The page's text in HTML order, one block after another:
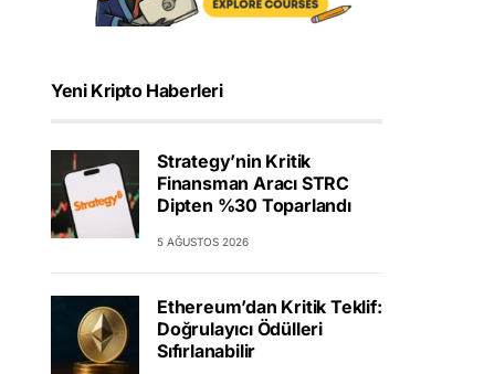
Yeni Kripto Haberleri
Strategy’nin Kritik
Finansman Aracı STRC
Dipten %30 Toparlandı
5 AĞUSTOS 2026
Ethereum’dan Kritik Teklif:
Doğrulayıcı Ödülleri
Sıfırlanabilir